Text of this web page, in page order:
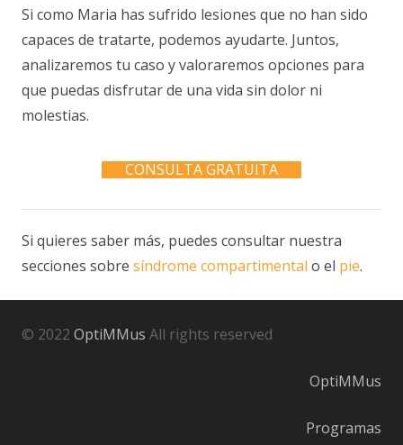
Si como Maria has sufrido lesiones que no han sido
capaces de tratarte, podemos ayudarte. Juntos,
analizaremos tu caso y valoraremos opciones para
que puedas disfrutar de una vida sin dolor ni
molestias.
CONSULTA GRATUITA
Si quieres saber más, puedes consultar nuestra
secciones sobre síndrome compartimental o el pie.
© 2022 OptiMMus All rights reserved
OptiMMus
Programas